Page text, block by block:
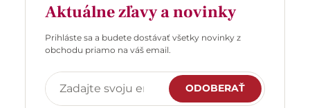
Aktuálne zľavy a novinky
Prihláste sa a budete dostávať všetky novinky z
obchodu priamo na váš email.
ODOBERAŤ